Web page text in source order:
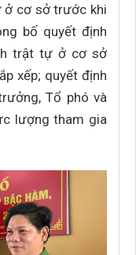
ở cơ sở trước khi
bố quyết định
trật tự ở cơ sở
xếp; quyết định
Tổ phó và
lượng tham gia